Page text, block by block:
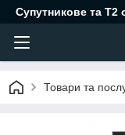
Супутникове та Т2
Товари та